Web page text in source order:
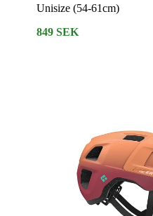
Unisize (54-61cm)
849 SEK